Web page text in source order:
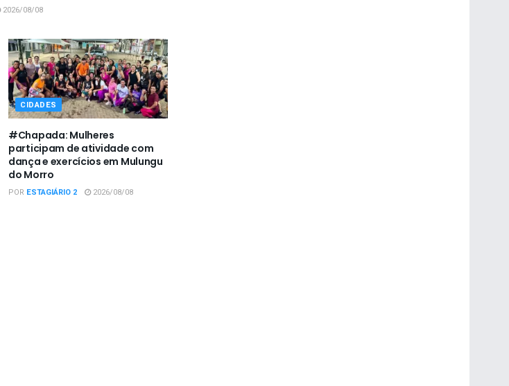
2026/08/08
CIDADES
#Chapada: Mulheres
participam de atividade com
dança e exercícios em Mulungu
do Morro
POR ESTAGIÁRIO 2 2026/08/08